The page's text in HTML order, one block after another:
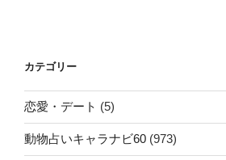
カテゴリー
恋愛・デート (5)
動物占いキャラナビ60 (973)